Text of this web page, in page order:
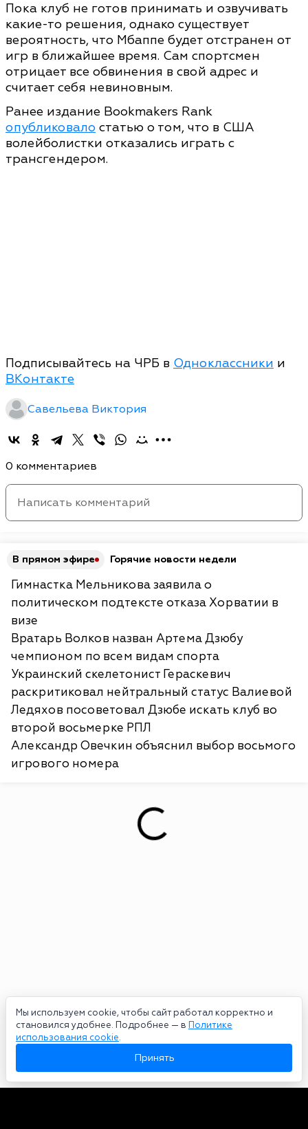
Мы используем cookie, чтобы сайт работал корректно и
становился удобнее. Подробнее — в Политике
использования cookie.
Принять
Пока клуб не готов принимать и озвучивать
какие-то решения, однако существует
вероятность, что Мбаппе будет отстранен от
игр в ближайшее время. Сам спортсмен
отрицает все обвинения в свой адрес и
считает себя невиновным.
Ранее издание Bookmakers Rank
опубликовало статью о том, что в США
волейболистки отказались играть с
трансгендером.
Подписывайтесь на ЧРБ в Одноклассники и
ВКонтакте
Савельева Виктория
0 комментариев
В прямом эфире Горячие новости недели
Гимнастка Мельникова заявила о
политическом подтексте отказа Хорватии в
визе
Вратарь Волков назван Артема Дзюбу
чемпионом по всем видам спорта
Украинский скелетонист Гераскевич
раскритиковал нейтральный статус Валиевой
Ледяхов посоветовал Дзюбе искать клуб во
второй восьмерке РПЛ
Александр Овечкин объяснил выбор восьмого
игрового номера